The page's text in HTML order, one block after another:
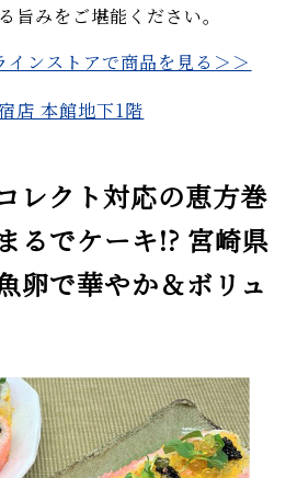
旨みをご堪能ください。
インストアで商品を見る＞＞
店 本館地下1階
レクト対応の恵方巻
るでケーキ!? 宮崎県
卵で華やか＆ボリュ